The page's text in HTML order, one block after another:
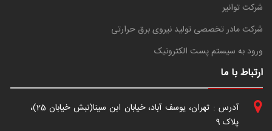
شرکت توانیر
شرکت مادر تخصصی تولید نیروی برق حرارتی
ورود به سیستم پست الکترونیک
ارتباط با ما
آدرس : تهران، یوسف آباد، خیابان ابن سینا(نبش خیابان 25)،
پلاک 9